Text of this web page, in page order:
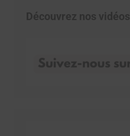
Découvrez nos vidéos